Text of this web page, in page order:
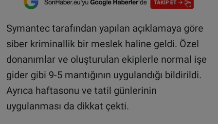
Symantec tarafından yapılan açıklamaya göre
siber kriminallik bir meslek haline geldi. Özel
donanımlar ve oluşturulan ekiplerle normal işe
gider gibi 9-5 mantığının uygulandığı bildirildi.
Ayrıca haftasonu ve tatil günlerinin
uygulanması da dikkat çekti.